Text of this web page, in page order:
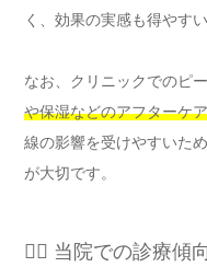
く、効果の実感も得やす
なお、クリニックでのピ
や保湿などのアフターケ
線の影響を受けやすいた
が大切です。
👨‍⚕️ 当院での診療傾